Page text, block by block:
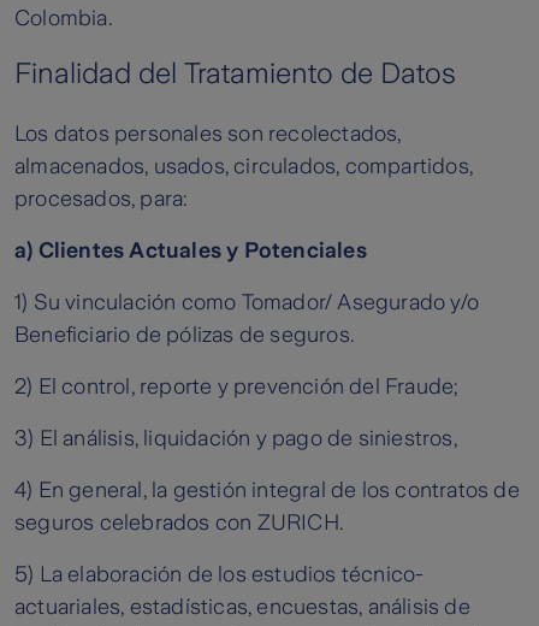
Colombia.
Finalidad del Tratamiento de Datos
Los datos personales son recolectados,
almacenados, usados, circulados, compartidos,
procesados, para:
a) Clientes Actuales y Potenciales
1) Su vinculación como Tomador/ Asegurado y/o
Beneficiario de pólizas de seguros.
2) El control, reporte y prevención del Fraude;
3) El análisis, liquidación y pago de siniestros,
4) En general, la gestión integral de los contratos de
seguros celebrados con ZURICH.
5) La elaboración de los estudios técnico-
actuariales, estadísticas, encuestas, análisis de